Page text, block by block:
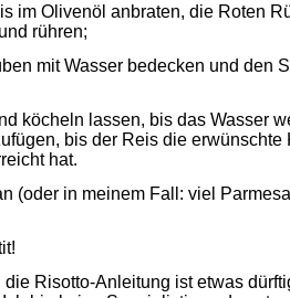
im Olivenöl anbraten, die Roten
rühren;
mit Wasser bedecken und den
köcheln lassen, bis das Wasser
bis der Reis die erwünschte
hat.
(oder in meinem Fall: viel
die Risotto-Anleitung ist etwas